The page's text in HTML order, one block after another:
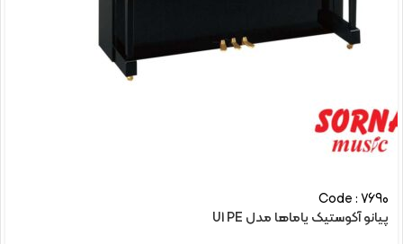
Code : 7690
پیانو آکوستیک یاماها مدل U1 PE